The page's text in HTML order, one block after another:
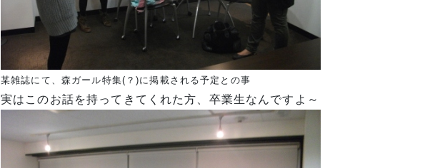
某雑誌にて、森ガール特集(？)に掲載される予定との事
実はこのお話を持ってきてくれた方、卒業生なんですよ～